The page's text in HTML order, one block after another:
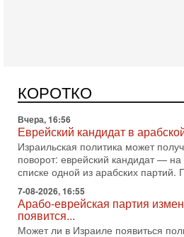
КОРОТКО
перед ожидаемым визитом
Нетаниягу на Генассамблею ООН
Вчера, 16:56
Еврейский кандидат в
Израильская политика может
поворот: еврейский кандидат —
списке одной из арабских партий.
7-08-2026, 16:55
Арабо-еврейская партия
появится...
Может ли в Израиле появиться